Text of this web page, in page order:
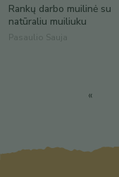
Rankų darbo muilinė su
natūraliu muiliuku
Pasaulio Sauja
«